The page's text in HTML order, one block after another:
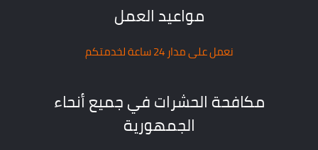
مواعيد العمل
نعمل على مدار 24 ساعة لخدمتكم
مكافحة الحشرات في جميع أنحاء
الجمهورية